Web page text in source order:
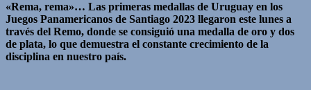
«Rema, rema»… Las primeras medallas de Uruguay en los
Juegos Panamericanos de Santiago 2023 llegaron este lunes a
través del Remo, donde se consiguió una medalla de oro y dos
de plata, lo que demuestra el constante crecimiento de la
disciplina en nuestro país.